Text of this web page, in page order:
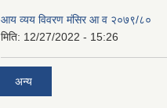
आय व्यय विवरण मंसिर आ व २०७९/८०
मिति: 12/27/2022 - 15:26
अन्य